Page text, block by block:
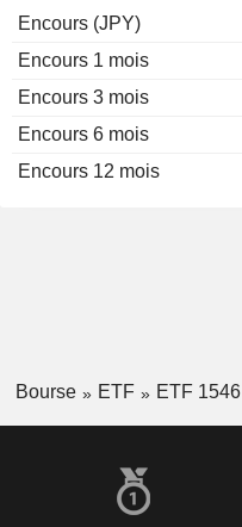
Encours (JPY)
Encours 1 mois
Encours 3 mois
Encours 6 mois
Encours 12 mois
Bourse ETF ETF 1546